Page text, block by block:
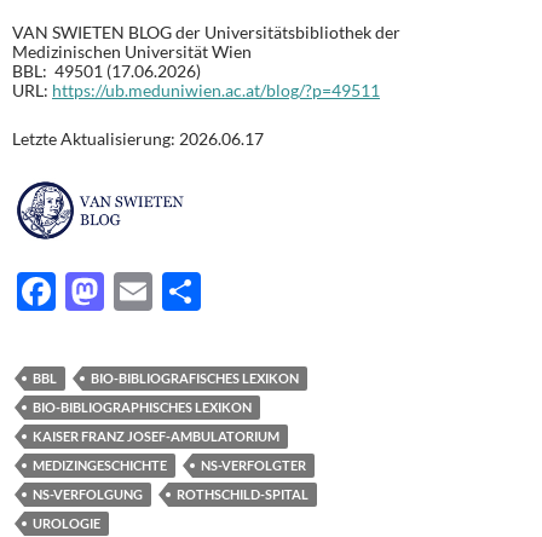
VAN SWIETEN BLOG der Universitätsbibliothek der
Medizinischen Universität Wien
BBL: 49501 (17.06.2026)
URL: https://ub.meduniwien.ac.at/blog/?p=49511
Letzte Aktualisierung: 2026.06.17
F
e
b
o
o
k
M
to
d
o
n
E
ail le
n
BBL
BIO-BIBLIOGRAFISCHES LEXIKON
BIO-BIBLIOGRAPHISCHES LEXIKON
KAISER FRANZ JOSEF-AMBULATORIUM
MEDIZINGESCHICHTE
NS-VERFOLGTER
NS-VERFOLGUNG
ROTHSCHILD-SPITAL
UROLOGIE